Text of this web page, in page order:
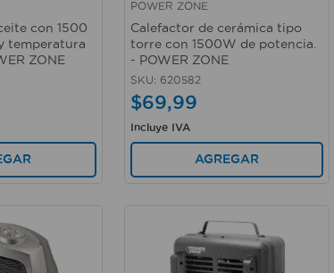
con 1500
temperatura
ZONE
POWER ZONE
Calefactor de cerámica tipo
torre con 1500W de potencia.
- POWER ZONE
SKU: 620582
$69,99
Incluye IVA
AGREGAR